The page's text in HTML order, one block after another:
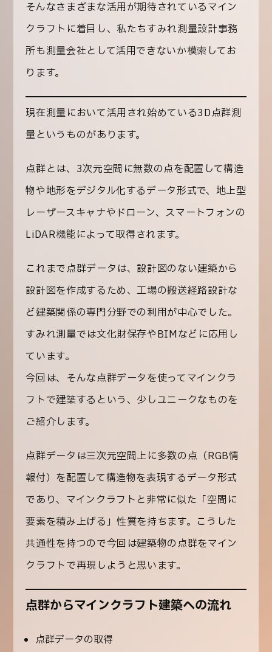
そんなさまざまな活用が期待されているマイン
クラフトに着目し、私たちすみれ測量設計事務
所も測量会社として活用できないか模索してお
ります。
現在測量において活用され始めている3D点群測
量というものがあります。
点群とは、3次元空間に無数の点を配置して構造
物や地形をデジタル化するデータ形式で、地上型
レーザースキャナやドローン、スマートフォンの
LiDAR機能によって取得されます。
これまで点群データは、設計図のない建築から
設計図を作成するため、工場の搬送経路設計な
ど建築関係の専門分野での利用が中心でした。
すみれ測量では文化財保存やBIMなどに応用し
ています。
今回は、そんな点群データを使ってマインクラ
フトで建築する という、少しユニークなものを
ご紹介します。
点群データは三次元空間上に多数の点（RGB情
報付）を配置して構造物を表現するデータ形式
であり、マインクラフトと非常に似た「空間に
要素を積み上げる」性質を持ちます。こうした
共通性を持つので今回は建築物の点群をマイン
クラフトで再現しようと思います。
点群からマインクラフト建築への流れ
点群データの取得